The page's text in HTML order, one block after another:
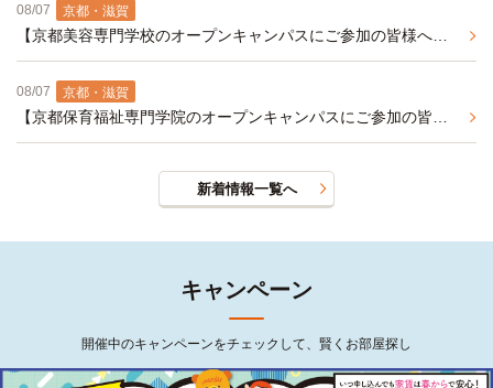
08/07 京都・滋賀
08/07 京都・滋賀
新着情報一覧へ
キャンペーン
開催中のキャンペーンをチェックして、賢くお部屋探し